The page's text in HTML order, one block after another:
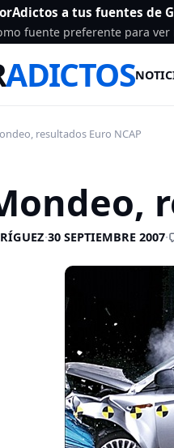
a tus fuentes de
fuente preferente para
ADICTOS
resultados Euro NCAP
·30 SEPTIEMBRE 2007·